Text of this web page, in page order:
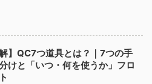
解】QC7つ道具とは？｜7つの手
けと「いつ・何を使うか」フロ